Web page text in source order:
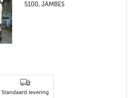
5100, JAMBES
Standaard levering